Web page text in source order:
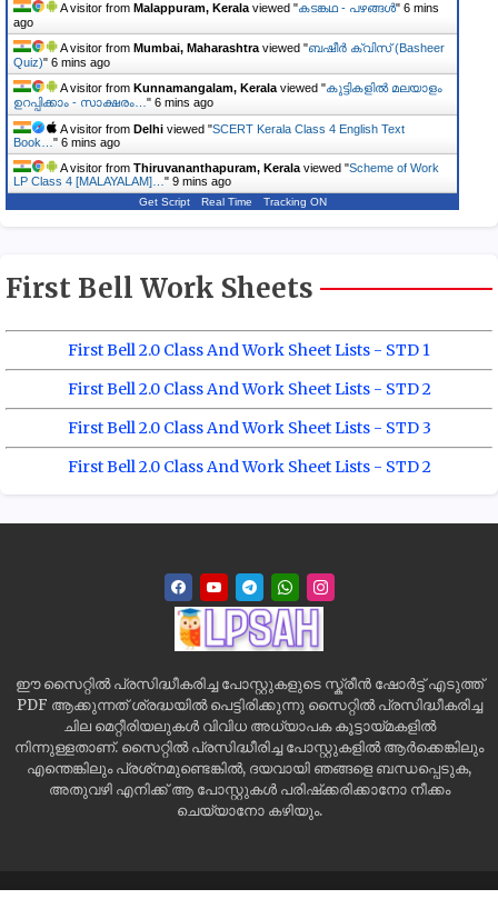
A visitor from Malappuram, Kerala viewed "കടങ്കഥ - പഴങ്ങൾ" 6 mins
ago
A visitor from Mumbai, Maharashtra viewed "ബഷീർ ക്വിസ് (Basheer
Quiz)" 6 mins ago
A visitor from Kunnamangalam, Kerala viewed "കുട്ടികളിൽ മലയാളം
ഉറപ്പിക്കാം - സാക്ഷരം… " 6 mins ago
A visitor from Delhi viewed "SCERT Kerala Class 4 English Text
Book… " 6 mins ago
A visitor from Thiruvananthapuram, Kerala viewed "Scheme of Work
LP Class 4 [MALAYALAM]… " 9 mins ago
Get Script Real Time Tracking ON
First Bell Work Sheets
First Bell 2.0 Class And Work Sheet Lists - STD 1
First Bell 2.0 Class And Work Sheet Lists - STD 2
First Bell 2.0 Class And Work Sheet Lists - STD 3
First Bell 2.0 Class And Work Sheet Lists - STD 2
ഈ സൈറ്റിൽ പ്രസിദ്ധീകരിച്ച പോസ്റ്റുകളുടെ സ്ക്രീൻ ഷോർട്ട് എടുത്ത്
PDF ആക്കുന്നത് ശ്രദ്ധയിൽ പെട്ടിരിക്കുന്നു സൈറ്റിൽ പ്രസിദ്ധീകരിച്ച
ചില മെറ്റീരിയലുകൾ വിവിധ അധ്യാപക കൂട്ടായ്മകളിൽ
നിന്നുള്ളതാണ്. സൈറ്റിൽ പ്രസിദ്ധീരിച്ച പോസ്റ്റുകളിൽ ആർക്കെങ്കിലും
എന്തെങ്കിലും പ്രശ്‌നമുണ്ടെങ്കിൽ, ദയവായി ഞങ്ങളെ ബന്ധപ്പെടുക,
അതുവഴി എനിക്ക് ആ പോസ്റ്റുകൾ പരിഷ്‌ക്കരിക്കാനോ നീക്കം
ചെയ്യാനോ കഴിയും.